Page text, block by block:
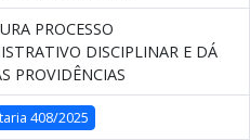
PROCESSO
DISCIPLINAR E DÁ
PROVIDÊNCIAS
408/2025